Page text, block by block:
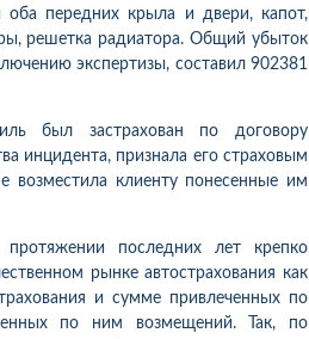
передних крыла и двери, капот,
решетка радиатора. Общий убыток
экспертизы, составил 902381
был застрахован по договору
инцидента, признала его страховым
клиенту понесенные им
последних лет крепко
рынке автострахования как
и сумме привлеченных по
по ним возмещений. Так, по